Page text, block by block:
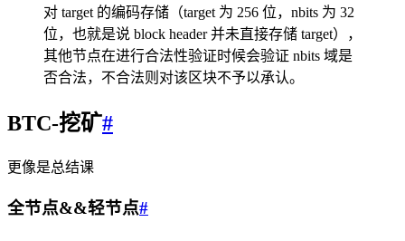
对 target 的编码存储（target 为 256 位，nbits 为 32
位，也就是说 block header 并未直接存储 target），
其他节点在进行合法性验证时候会验证 nbits 域是
否合法，不合法则对该区块不予以承认。
BTC-挖矿#
更像是总结课
全节点&&轻节点#